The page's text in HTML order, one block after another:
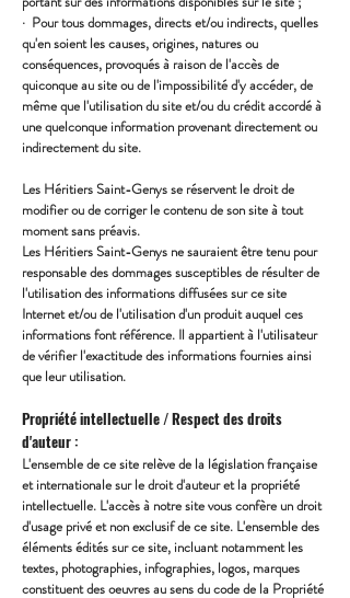
· Pour tous dommages, directs et/ou indirects, quelles
qu'en soient les causes, origines, natures ou
conséquences, provoqués à raison de l'accès de
quiconque au site ou de l'impossibilité d'y accéder, de
même que l'utilisation du site et/ou du crédit accordé à
une quelconque information provenant directement ou
indirectement du site.
Les Héritiers Saint-Genys se réservent le droit de
modifier ou de corriger le contenu de son site à tout
moment sans préavis.
Les Héritiers Saint-Genys ne sauraient être tenu pour
responsable des dommages susceptibles de résulter de
l'utilisation des informations diffusées sur ce site
Internet et/ou de l'utilisation d'un produit auquel ces
informations font référence. Il appartient à l'utilisateur
de vérifier l'exactitude des informations fournies ainsi
que leur utilisation.
Propriété intellectuelle / Respect des droits
d'auteur :
L'ensemble de ce site relève de la législation française
et internationale sur le droit d'auteur et la propriété
intellectuelle. L'accès à notre site vous confère un droit
d'usage privé et non exclusif de ce site. L'ensemble des
éléments édités sur ce site, incluant notamment les
textes, photographies, infographies, logos, marques
constituent des oeuvres au sens du code de la Propriété